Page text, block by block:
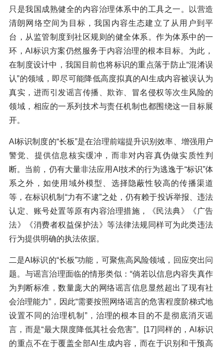
只是我国成熟健全的内容治理体系中的工具之一。以营造
清朗网络空间为目标，我国内容生态建立了从用户到平
台，从监管制度到社区规则的健全体系。作为体系中的一
环，AI标识方案仍然服务于内容治理的根本目标。为此，
在制度设计中，我国目前也将标识的重点落于防止“混淆误
认”的领域，即尽可能降低高度拟真的AI生成内容被误认为
真实，进而引发谣言传播、欺诈、冒名侵权等次生风险的
领域，相应的一系列技术与责任机制也都围绕这一目标展
开。
AI标识制度的“长板”是在治理前端提升识别效率、增强用户
警觉、提供信息核实缓冲，而非对内容真伪做实质性判
断。当前，仍有大量非法应用AI技术的行为逃逸于“标识”体
系之外，如使用域外模型、选择隐蔽性较高的传播渠道
等，在标识机制“力有不逮”之处，仍有赖于投诉举报、违法
认定、账号处置等原有内容治理措施，《民法典》《广告
法》《消费者权益保护法》等法律法规同样可为此类违法
行为提供明确的执法依据。
二是AI标识的“长板”功能，可聚焦高风险领域，回应突出问
题。与谣言治理面临的情形类似：“倘若以信息内容失真作
为判断标准，数量庞大的网络谣言信息显然超出了现有社
会治理能力”，因此“需要按照网络谣言的危害程度阶梯式地
设置不同的治理机制”，治理的根本目的不是彻底消灭谣
言，而是“最大限度降低其社会危害”。[17]同样的，AI标识
的重点不在于覆盖全部AI生成内容，而在于识别和干预高